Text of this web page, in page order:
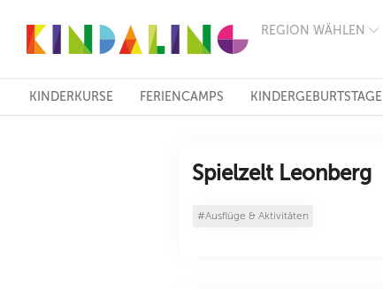
REGION WÄHLEN
FRANKFURT
KÖLN
ESSEN
HANNOVER
DRESDEN
KINDERKURSE FERIENCAMPS KINDERGEBURTSTAGE
Spielzelt Leonberg
#Ausflüge & Aktivitäten